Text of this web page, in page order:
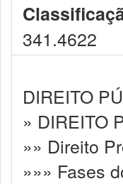
341.4622
DIREITO
» DIREITO
»» Direito
»»» Fases